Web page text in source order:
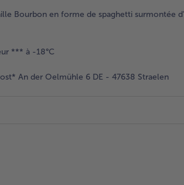
Bourbon en forme de spaghetti surmontée
*** à -18°C
An der Oelmühle 6 DE - 47638 Straelen